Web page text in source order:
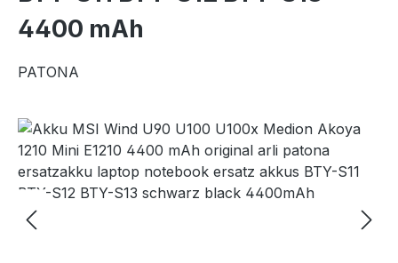
4400 mAh
PATONA
Bildergalerie überspringen